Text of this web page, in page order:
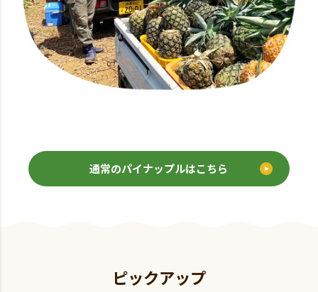
通常のパイナップルはこちら
ピックアップ